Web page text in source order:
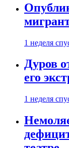
1 неделя
Дуров
его
1 неделя